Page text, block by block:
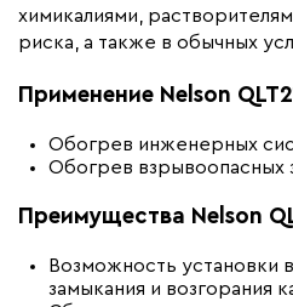
химикалиями,
риска, а также в обычных
Применение Nelson
Обогрев инженерных
Обогрев взрывоопасных
Преимущества Nelson
Возможность установки
замыкания и возгорания